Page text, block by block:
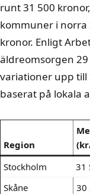
runt 31 500
kommuner i norra
kronor. Enligt
äldreomsorgen
variationer upp till
baserat på lokala
Region
Stockholm
31
Skåne
30